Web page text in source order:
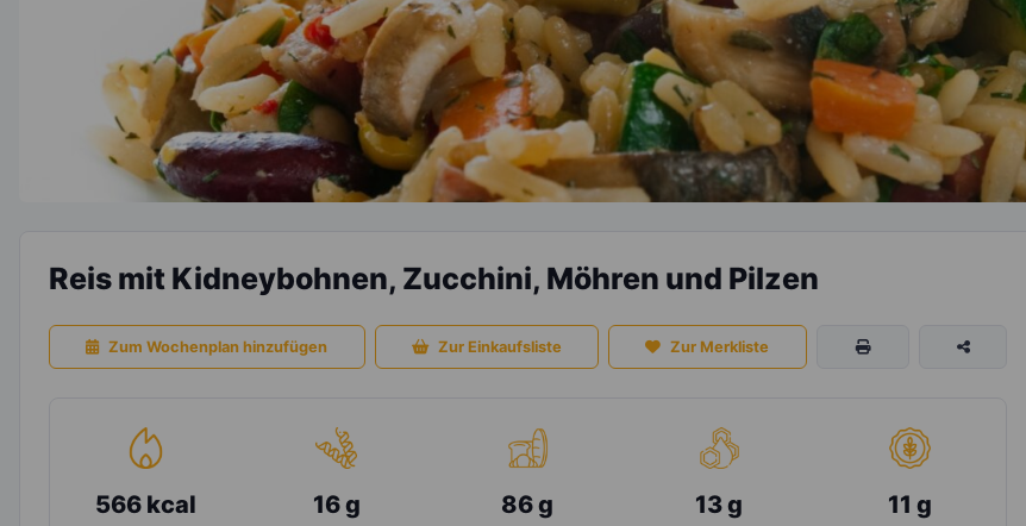
Reis mit Kidneybohnen, Zucchini, Möhren und Pilzen
Zum Wochenplan hinzufügen Zur Einkaufsliste Zur Merkliste
566 kcal 16 g 86 g 13 g 11 g